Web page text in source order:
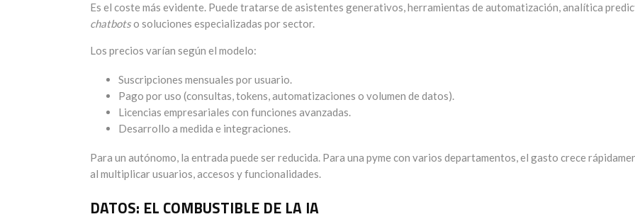
Es el coste más evidente. Puede tratarse de asistentes generativos, herramientas de automatización, analítica
chatbotso soluciones especializadas por sector.
Los precios varían según el modelo:
Suscripciones mensuales por usuario.
Pago por uso (consultas, tokens, automatizaciones o volumen de datos).
Licencias empresariales con funciones avanzadas.
Desarrollo a medida e integraciones.
Para un autónomo, la entrada puede ser reducida. Para una pyme con varios departamentos, el gasto crece
al multiplicar usuarios, accesos y funcionalidades.
DATOS: EL COMBUSTIBLE DE LA IA